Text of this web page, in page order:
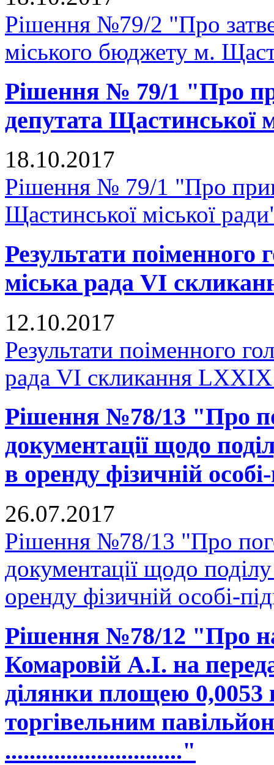
Рішення №79/2 "Про
міського бюджету м.
Рішення № 79/1 "Про
депутата Щастинської
18.10.2017
Рішення № 79/1 "Про
Щастинської міської
Результати
міська рада VI
12.10.2017
Результати поіменного
рада VI скликання LXXIX
Рішення №78/13 "Про
документації щодо
в оренду фізичній
26.07.2017
Рішення №78/13 "Про
документації щодо
оренду фізичній особі-
Рішення №78/12 "Про
Комаровій А.І. на
ділянки площею 0,0053
торгівельним
............................."